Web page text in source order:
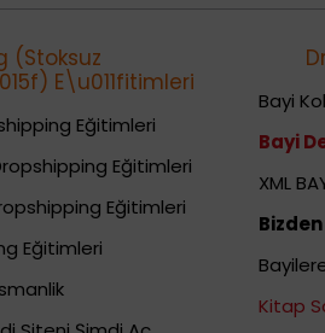
(Stoksuz
E\u011fitimleri
Eğitimleri
Eğitimleri
Eğitimleri
Eğitimleri
Bayi
Bayi
XML
Kitap